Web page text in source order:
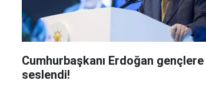
Cumhurbaşkanı Erdoğan gençlere
seslendi!